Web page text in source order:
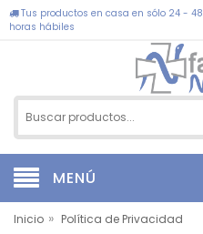
Tus productos en casa en sólo 24 - 48
horas hábiles
MENÚ
Inicio » Política de Privacidad